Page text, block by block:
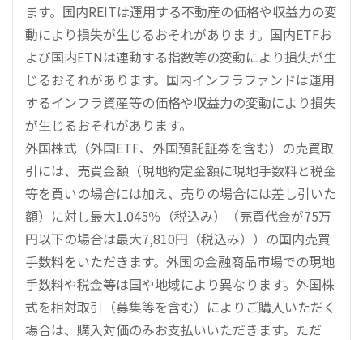
ます。国内REITは運用する不動産の価格や収益力の変
動により損失が生じるおそれがあります。国内ETFお
よび国内ETNは連動する指数等の変動により損失が生
じるおそれがあります。国内インフラファンドは運用
するインフラ資産等の価格や収益力の変動により損失
が生じるおそれがあります。
外国株式（外国ETF、外国預託証券を含む）の売買取
引には、売買金額（現地約定金額に現地手数料と税金
等を買いの場合には加え、売りの場合には差し引いた
額）に対し最大1.045％（税込み）（売買代金が75万
円以下の場合は最大7,810円（税込み））の国内売買
手数料をいただきます。外国の金融商品市場での現地
手数料や税金等は国や地域により異なります。外国株
式を相対取引（募集等を含む）によりご購入いただく
場合は、購入対価のみお支払いいただきます。ただ